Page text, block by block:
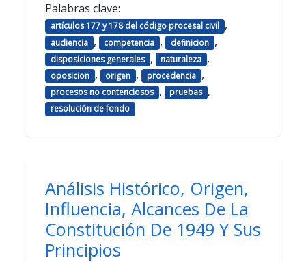
Palabras clave:
artículos 177 y 178 del código procesal civil ,
audiencia , competencia , definicion ,
disposiciones generales , naturaleza ,
oposicion , origen , procedencia ,
procesos no contenciosos , pruebas ,
resolución de fondo
Análisis Histórico, Origen,
Influencia, Alcances De La
Constitución De 1949 Y Sus
Principios